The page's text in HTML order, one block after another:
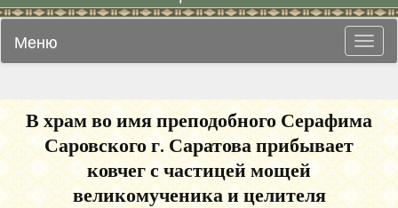
Меню
В храм во имя преподобного Серафима
Саровского г. Саратова прибывает
ковчег с частицей мощей
великомученика и целителя